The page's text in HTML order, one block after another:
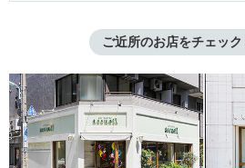
ご近所のお店をチェック